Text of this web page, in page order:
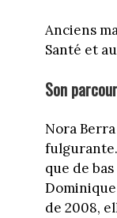
Anciens
Santé et
Son
Nora
que de
de 2008,